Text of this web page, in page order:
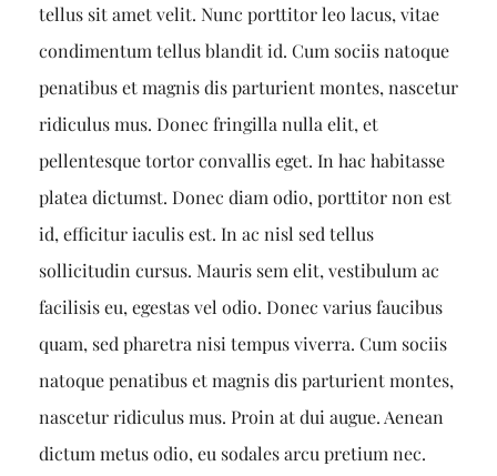
tellus sit amet velit. Nunc porttitor leo lacus, vitae
condimentum tellus blandit id. Cum sociis natoque
penatibus et magnis dis parturient montes, nascetur
ridiculus mus. Donec fringilla nulla elit, et
pellentesque tortor convallis eget. In hac habitasse
platea dictumst. Donec diam odio, porttitor non est
id, efficitur iaculis est. In ac nisl sed tellus
sollicitudin cursus. Mauris sem elit, vestibulum ac
facilisis eu, egestas vel odio. Donec varius faucibus
quam, sed pharetra nisi tempus viverra. Cum sociis
natoque penatibus et magnis dis parturient montes,
nascetur ridiculus mus. Proin at dui augue. Aenean
dictum metus odio, eu sodales arcu pretium nec.